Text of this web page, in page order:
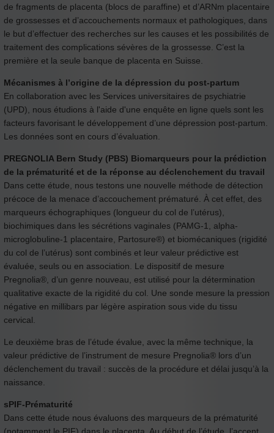
de fragments de placenta (blocs de paraffine) et d’ARNm placentaire
de grossesses et d’accouchements normaux et pathologiques, dans
le but d’effectuer des recherches sur les causes et les possibilités de
traitement des complications sévères de la grossesse. C’est la
première et la seule banque de placenta en Suisse.
Mécanismes à l’origine de la dépression du post-partum
En collaboration avec les Services universitaires de psychiatrie
(UPD), nous étudions à l'aide d'une enquête en ligne quels sont les
facteurs favorisant le développement d’une dépression post-partum.
Les données sont en cours d’évaluation.
PREGNOLIA Bern Study (PBS) Biomarqueurs pour la prédiction
de la prématurité et de la réponse au déclenchement du travail
Dans cette étude, nous testons une nouvelle méthode de détection
précoce de la menace d’accouchement prématuré. À cet effet, des
marqueurs échographiques (longueur du col de l’utérus),
biochimiques dans les sécrétions vaginales (PAMG-1, alpha-
microglobuline-1 placentaire, Partosure®) et biomécaniques (rigidité
du col de l’utérus) sont combinés et leur valeur prédictive est
évaluée, seuls ou en association. Le dispositif de mesure
Pregnolia®, d’un genre nouveau, est utilisé pour la détermination
qualitative exacte de la rigidité du col. Une sonde mesure la pression
négative en millibars par légère aspiration sous vide du tissu
cervical.
Le deuxième bras de l’étude évalue, avec la même technique, la
valeur prédictive de l’instrument de mesure Pregnolia® lors d’un
déclenchement du travail : succès de la procédure et délai jusqu’à la
naissance.
sPIF-Prématurité
Dans cette étude nous évaluons des marqueurs de la prématurité
(notamment le PIF) dans le placenta. Au début de l’étude, l’accent